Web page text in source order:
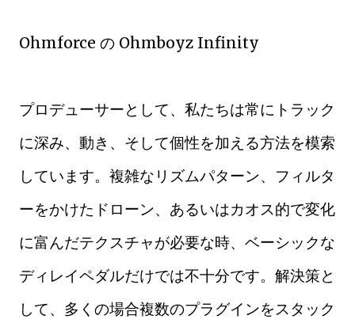
Ohmforce の Ohmboyz Infinity
プロデューサーとして、私たちは常にトラック
に深み、動き、そして個性を加える方法を模索
しています。複雑なリズムパターン、フィルタ
ーをかけたドローン、あるいはカオス的で変化
に富んだテクスチャが必要な時、ベーシックな
ディレイペダルだけでは不十分です。解決策と
して、多くの場合複数のプラグインをスタック